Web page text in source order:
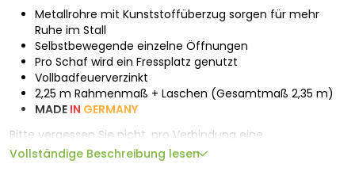
Metallrohre mit Kunststoffüberzug sorgen für mehr
Ruhe im Stall
Selbstbewegende einzelne Öffnungen
Pro Schaf wird ein Fressplatz genutzt
Vollbadfeuerverzinkt
2,25 m Rahmenmaß + Laschen (Gesamtmaß 2,35 m)
MADE IN GERMANY
Bitte vergessen Sie nicht, pro Verbindung eine
Verbindungsstange zu bestellen (Artikel 0321).
Vollständige Beschreibung lesen